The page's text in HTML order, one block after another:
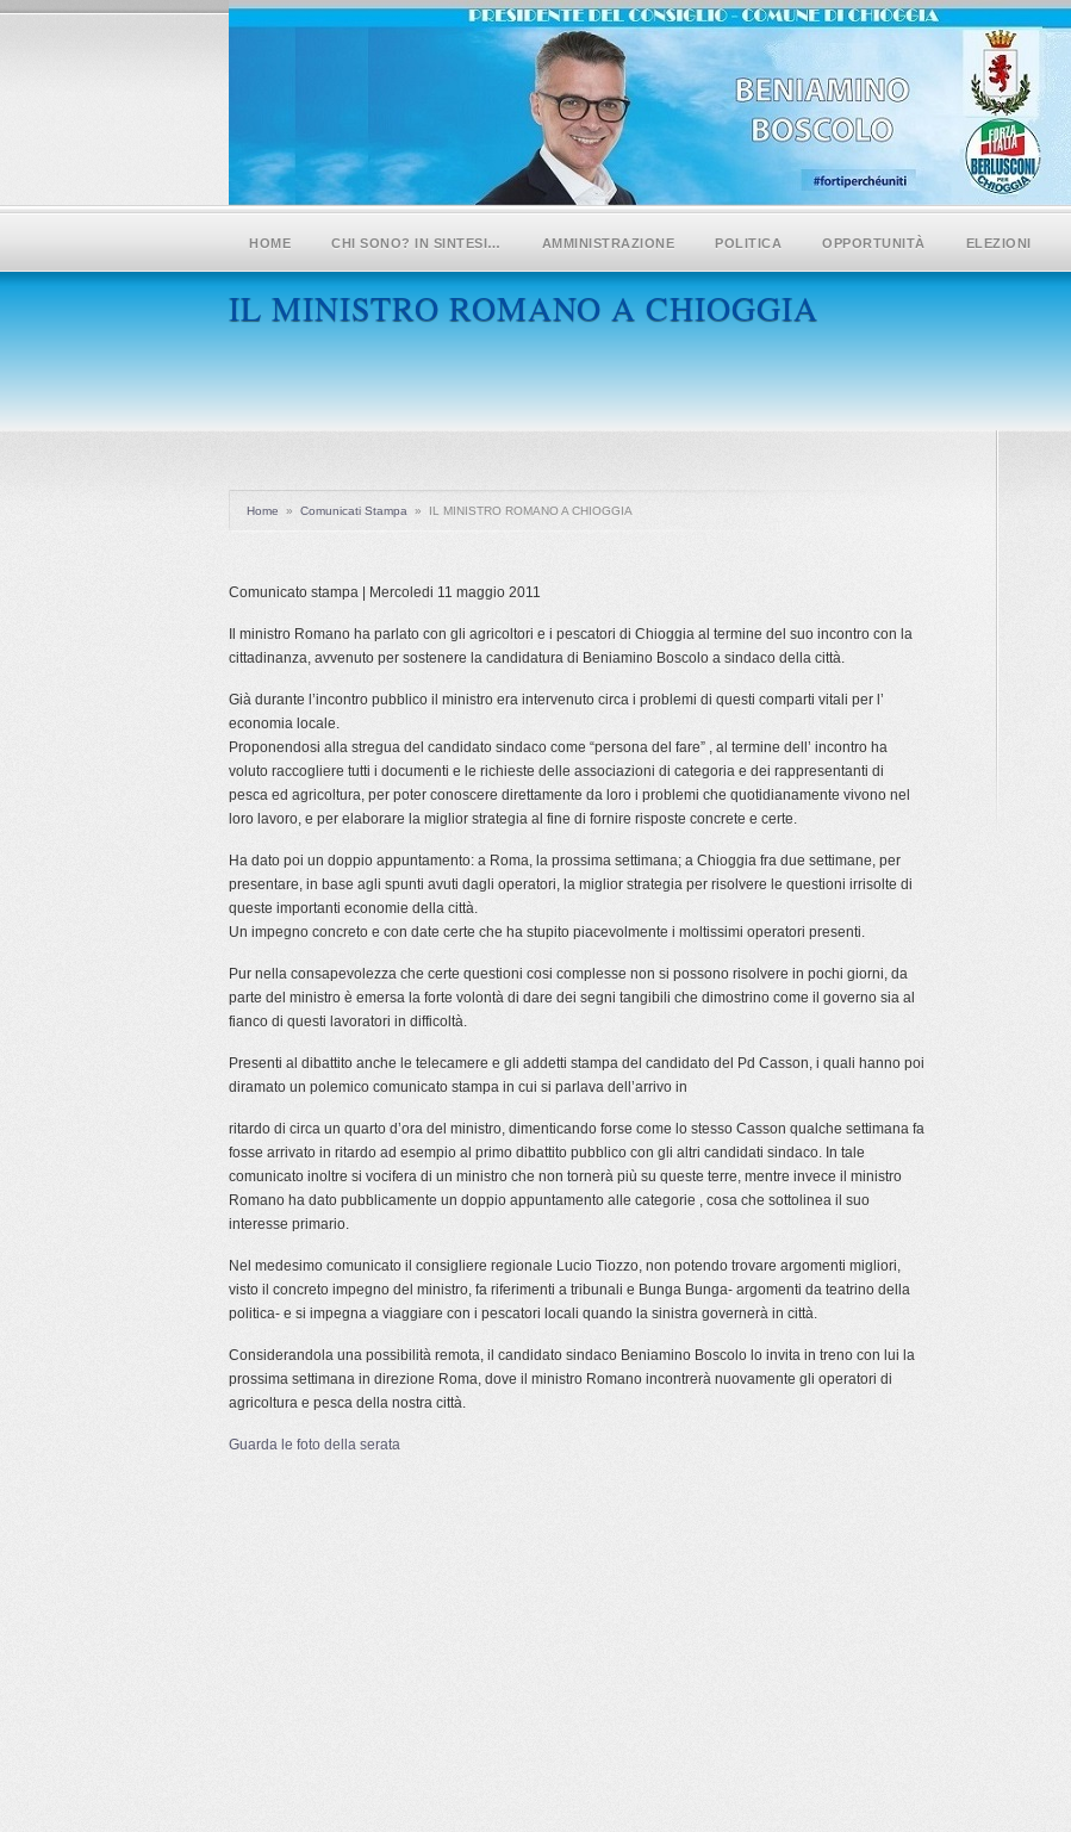
HOME CHI SONO? IN SINTESI… AMMINISTRAZIONE POLITICA OPPORTUNITÀ ELEZIONI
IL MINISTRO ROMANO A CHIOGGIA
Home » Comunicati Stampa » IL MINISTRO ROMANO A CHIOGGIA
Comunicato stampa | Mercoledi 11 maggio 2011
Il ministro Romano ha parlato con gli agricoltori e i pescatori di Chioggia al termine del suo incontro con la
cittadinanza, avvenuto per sostenere la candidatura di Beniamino Boscolo a sindaco della città.
Già durante l’incontro pubblico il ministro era intervenuto circa i problemi di questi comparti vitali per l’
economia locale.
Proponendosi alla stregua del candidato sindaco come “persona del fare” , al termine dell’ incontro ha
voluto raccogliere tutti i documenti e le richieste delle associazioni di categoria e dei rappresentanti di
pesca ed agricoltura, per poter conoscere direttamente da loro i problemi che quotidianamente vivono nel
loro lavoro, e per elaborare la miglior strategia al fine di fornire risposte concrete e certe.
Ha dato poi un doppio appuntamento: a Roma, la prossima settimana; a Chioggia fra due settimane, per
presentare, in base agli spunti avuti dagli operatori, la miglior strategia per risolvere le questioni irrisolte di
queste importanti economie della città.
Un impegno concreto e con date certe che ha stupito piacevolmente i moltissimi operatori presenti.
Pur nella consapevolezza che certe questioni cosi complesse non si possono risolvere in pochi giorni, da
parte del ministro è emersa la forte volontà di dare dei segni tangibili che dimostrino come il governo sia al
fianco di questi lavoratori in difficoltà.
Presenti al dibattito anche le telecamere e gli addetti stampa del candidato del Pd Casson, i quali hanno poi
diramato un polemico comunicato stampa in cui si parlava dell’arrivo in
ritardo di circa un quarto d’ora del ministro, dimenticando forse come lo stesso Casson qualche settimana fa
fosse arrivato in ritardo ad esempio al primo dibattito pubblico con gli altri candidati sindaco. In tale
comunicato inoltre si vocifera di un ministro che non tornerà più su queste terre, mentre invece il ministro
Romano ha dato pubblicamente un doppio appuntamento alle categorie , cosa che sottolinea il suo
interesse primario.
Nel medesimo comunicato il consigliere regionale Lucio Tiozzo, non potendo trovare argomenti migliori,
visto il concreto impegno del ministro, fa riferimenti a tribunali e Bunga Bunga- argomenti da teatrino della
politica- e si impegna a viaggiare con i pescatori locali quando la sinistra governerà in città.
Considerandola una possibilità remota, il candidato sindaco Beniamino Boscolo lo invita in treno con lui la
prossima settimana in direzione Roma, dove il ministro Romano incontrerà nuovamente gli operatori di
agricoltura e pesca della nostra città.
Guarda le foto della serata